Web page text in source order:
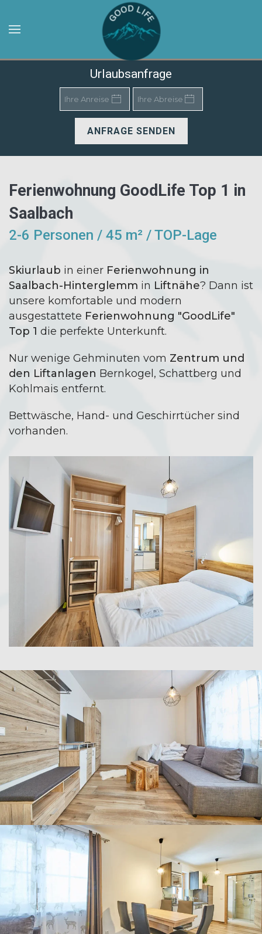
Zum Hauptinhalt springen
Urlaubsanfrage
ANFRAGE SENDEN
Ferienwohnung GoodLife Top 1 in
Saalbach
2-6 Personen / 45 m² / TOP-Lage
Skiurlaub in einer Ferienwohnung in
Saalbach-Hinterglemm in Liftnähe? Dann ist
unsere komfortable und modern
ausgestattete Ferienwohnung "GoodLife"
Top 1 die perfekte Unterkunft.
Nur wenige Gehminuten vom Zentrum und
den Liftanlagen Bernkogel, Schattberg und
Kohlmais entfernt.
Bettwäsche, Hand- und Geschirrtücher sind
vorhanden.